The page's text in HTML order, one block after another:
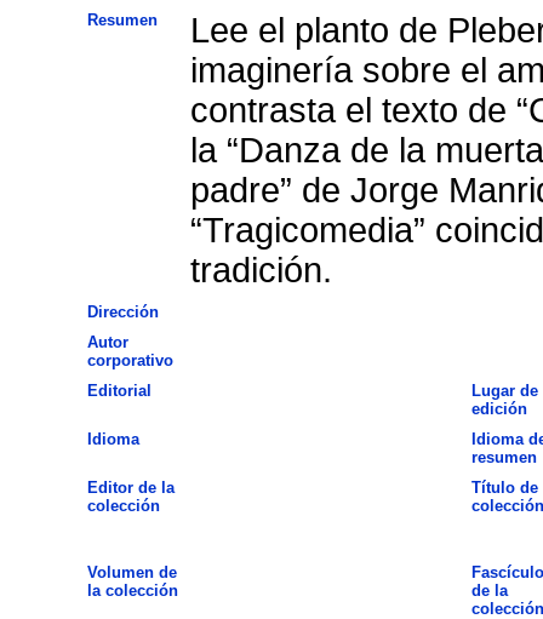
Resumen
Lee el planto de
imaginería sobre el
contrasta el texto de
la “Danza de la
padre” de Jorge
“Tragicomedia”
tradición.
Dirección
Autor
corporativo
Editorial
Lugar de
edición
Idioma
Idioma
resumen
Editor de la
colección
Título de
colección
Volumen de
la colección
Fascículo
de la
colección